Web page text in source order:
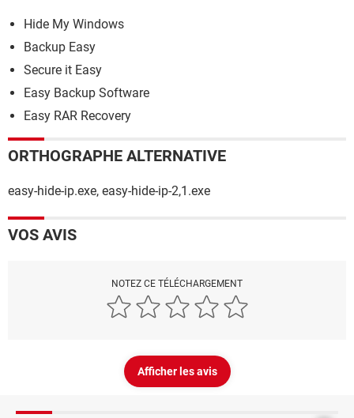
Hide My Windows
Backup Easy
Secure it Easy
Easy Backup Software
Easy RAR Recovery
ORTHOGRAPHE ALTERNATIVE
easy-hide-ip.exe, easy-hide-ip-2,1.exe
VOS AVIS
NOTEZ CE TÉLÉCHARGEMENT
Afficher les avis